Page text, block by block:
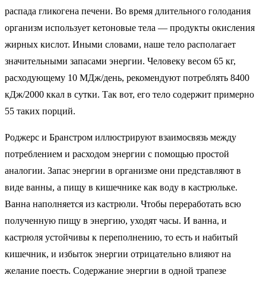
распада гликогена печени. Во время длительного голодания
организм использует кетоновые тела — продукты окисления
жирных кислот. Иными словами, наше тело располагает
значительными запасами энергии. Человеку весом 65 кг,
расходующему 10 МДж/день, рекомендуют потреблять 8400
кДж/2000 ккал в сутки. Так вот, его тело содержит примерно
55 таких порций.
Роджерс и Бранстром иллюстрируют взаимосвязь между
потреблением и расходом энергии с помощью простой
аналогии. Запас энергии в организме они представляют в
виде ванны, а пищу в кишечнике как воду в кастрюльке.
Ванна наполняется из кастрюли. Чтобы переработать всю
полученную пищу в энергию, уходят часы. И ванна, и
кастрюля устойчивы к переполнению, то есть и набитый
кишечник, и избыток энергии отрицательно влияют на
желание поесть. Содержание энергии в одной трапезе